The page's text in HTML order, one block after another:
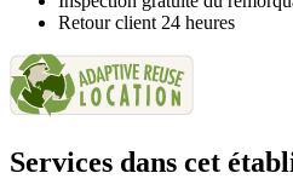
Retour client 24 heures
Services dans cet